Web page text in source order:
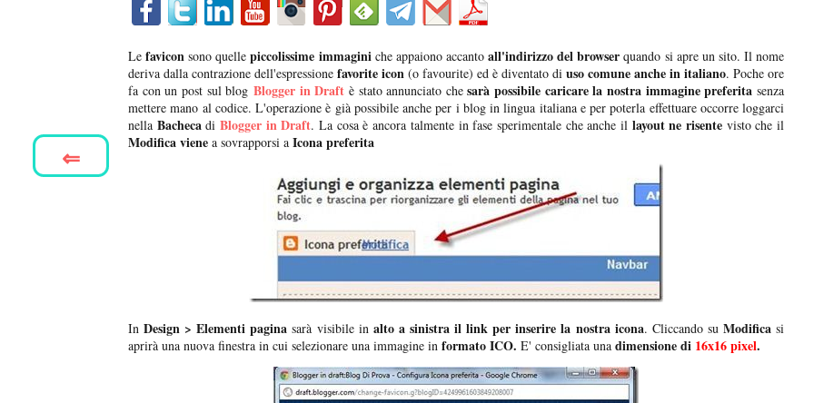
Le favicon sono quellepiccolissime immaginiche appaiono accantoall'indirizzo del browser quando si apre un sito. Il nome
deriva dalla contrazione dell'espressione favorite icon (o favourite) ed è diventato di uso comune anche in italiano. Poche ore
fa con un post sul blog Blogger in Draft è stato annunciato chesarà possibile caricare la nostra immagine preferita senza
mettere mano al codice. L'operazione è già possibile anche per i blog in lingua italiana e per poterla effettuare occorre loggarci
nella Bachecadi Blogger in Draft. La cosa è ancora talmente in fase sperimentale che anche il layout ne risente visto che il
Modifica viene a sovrapporsi a Icona preferita
In Design > Elementi pagina sarà visibile inalto a sinistra il link per inserire la nostra icona. Cliccando su Modificasi
aprirà una nuova finestra in cui selezionare una immagine in formato ICO. E' consigliata una dimensione di 16x16 pixel.
⇐